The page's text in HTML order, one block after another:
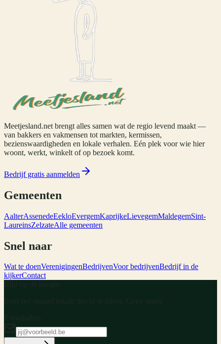
Meetjesland.net brengt alles samen wat de regio levend maakt —
van bakkers en vakmensen tot markten, kermissen,
bezienswaardigheden en lokale verhalen. Eén plek voor wie hier
woont, werkt, winkelt of op bezoek komt.
Bedrijf gratis aanmelden
Gemeenten
AalterAssenedeEekloEvergemKaprijkeLievegemMaldegemSint-
LaureinsZelzateAlle gemeenten
Snel naar
Wat te doenVerenigingenBedrijvenVoor bedrijvenBedrijf in de
kijkerContact